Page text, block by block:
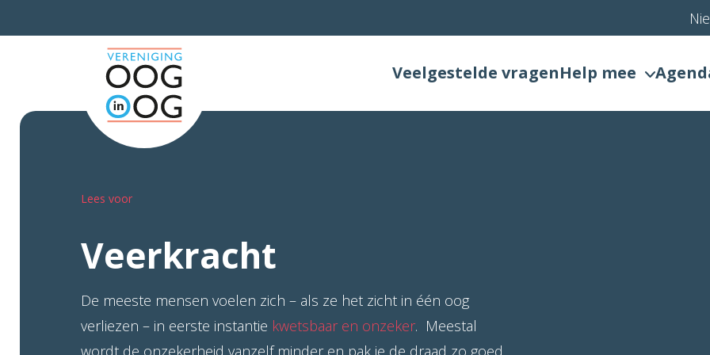
Veelgestelde vragenHelp mee
Lees voor
Veerkracht
De meeste mensen voelen zich – als ze het zicht in één oog
verliezen – in eerste instantie kwetsbaar en onzeker. Meestal
wordt de onzekerheid vanzelf minder en pak je de draad zo goed